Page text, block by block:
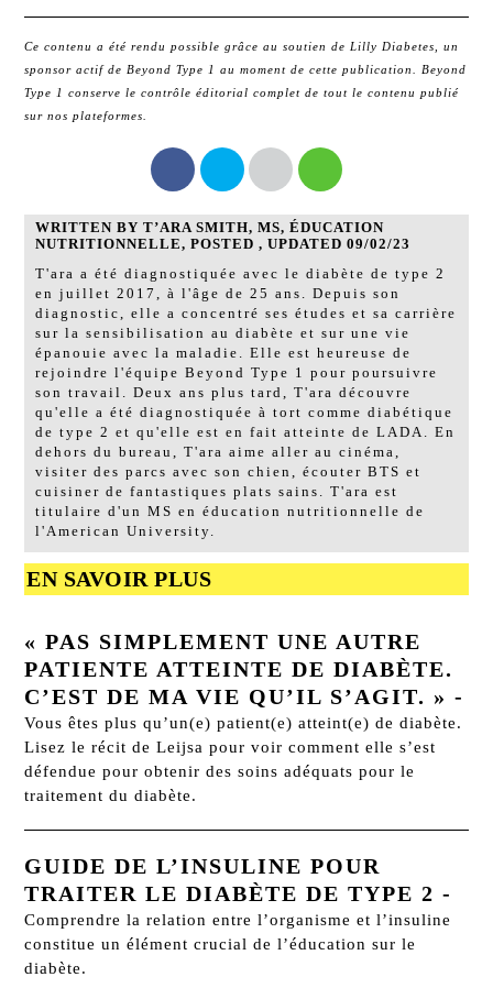
Ce contenu a été rendu possible grâce au soutien de Lilly Diabetes, un
sponsor actif de Beyond Type 1 au moment decettepublication. Beyond
Type 1 conserve le contrôle éditorial complet de tout le contenu publié
sur nos plateformes.
WRITTEN BY T’ARA SMITH, MS, ÉDUCATION
NUTRITIONNELLE, POSTED , UPDATED 09/02/23
T'ara a été diagnostiquée avec le diabète de type 2
en juillet 2017, à l'âge de 25 ans. Depuis son
diagnostic, elle a concentré ses études et sa carrière
sur la sensibilisation au diabète et sur une vie
épanouie avec la maladie. Elle est heureuse de
rejoindre l'équipe Beyond Type 1 pour poursuivre
son travail. Deux ans plus tard, T'ara découvre
qu'elle a été diagnostiquée à tort comme diabétique
de type 2 et qu'elle est en fait atteinte de LADA. En
dehors du bureau, T'ara aime aller au cinéma,
visiter des parcs avec son chien, écouter BTS et
cuisiner de fantastiques plats sains. T'ara est
titulaire d'un MS en éducation nutritionnelle de
l'American University.
EN SAVOIR PLUS
« PAS SIMPLEMENT UNE AUTRE
PATIENTE ATTEINTE DE DIABÈTE.
C’EST DE MA VIE QU’IL S’AGIT. » -
Vous êtes plus qu’un(e) patient(e) atteint(e) de diabète.
Lisez le récit de Leijsa pour voir comment elle s’est
défendue pour obtenir des soins adéquats pour le
traitement du diabète.
GUIDE DE L’INSULINE POUR
TRAITER LE DIABÈTE DE TYPE 2 -
Comprendre la relation entre l’organisme et l’insuline
constitue un élément crucial de l’éducation sur le
diabète.